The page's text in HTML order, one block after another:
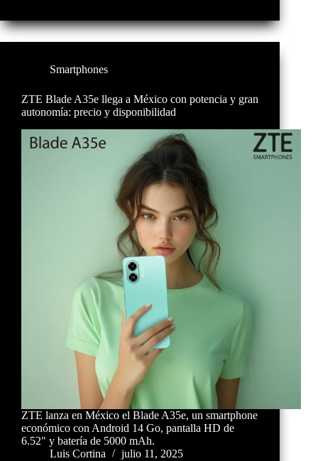
Smartphones
ZTE Blade A35e llega a México con potencia y gran
autonomía: precio y disponibilidad
ZTE lanza en México el Blade A35e, un smartphone
económico con Android 14 Go, pantalla HD de
6.52" y batería de 5000 mAh.
Luis Cortina
julio 11, 2025